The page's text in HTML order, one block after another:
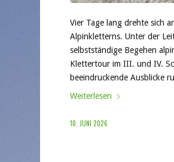
Vier Tage lang drehte sich
Alpinkletterns. Unter der
selbstständige Begehen
Klettertour im III. und IV.
beeindruckende Ausblicke
Weiterlesen
10. JUNI 2026